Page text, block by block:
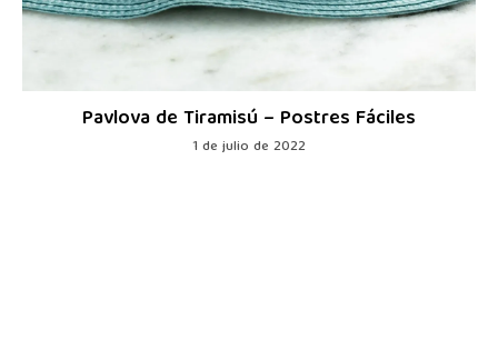
Pavlova de Tiramisú – Postres Fáciles
1 de julio de 2022